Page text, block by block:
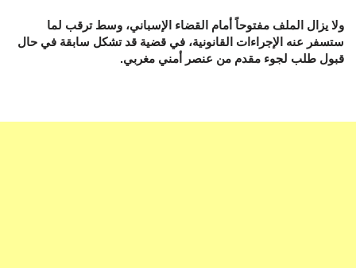
ولا يزال الملف مفتوحاً أمام القضاء الإسباني، وسط ترقب لما
ستسفر عنه الإجراءات القانونية، في قضية قد تشكل سابقة في حال
قبول طلب لجوء مقدم من عنصر أمني مغربي.